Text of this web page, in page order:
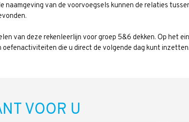
naamgeving van de voorvoegsels kunnen de relaties
van deze rekenleerlijn voor groep 5&6 dekken. Op het
oefenactiviteiten die u direct de volgende dag kunt inzetten.
VOOR U